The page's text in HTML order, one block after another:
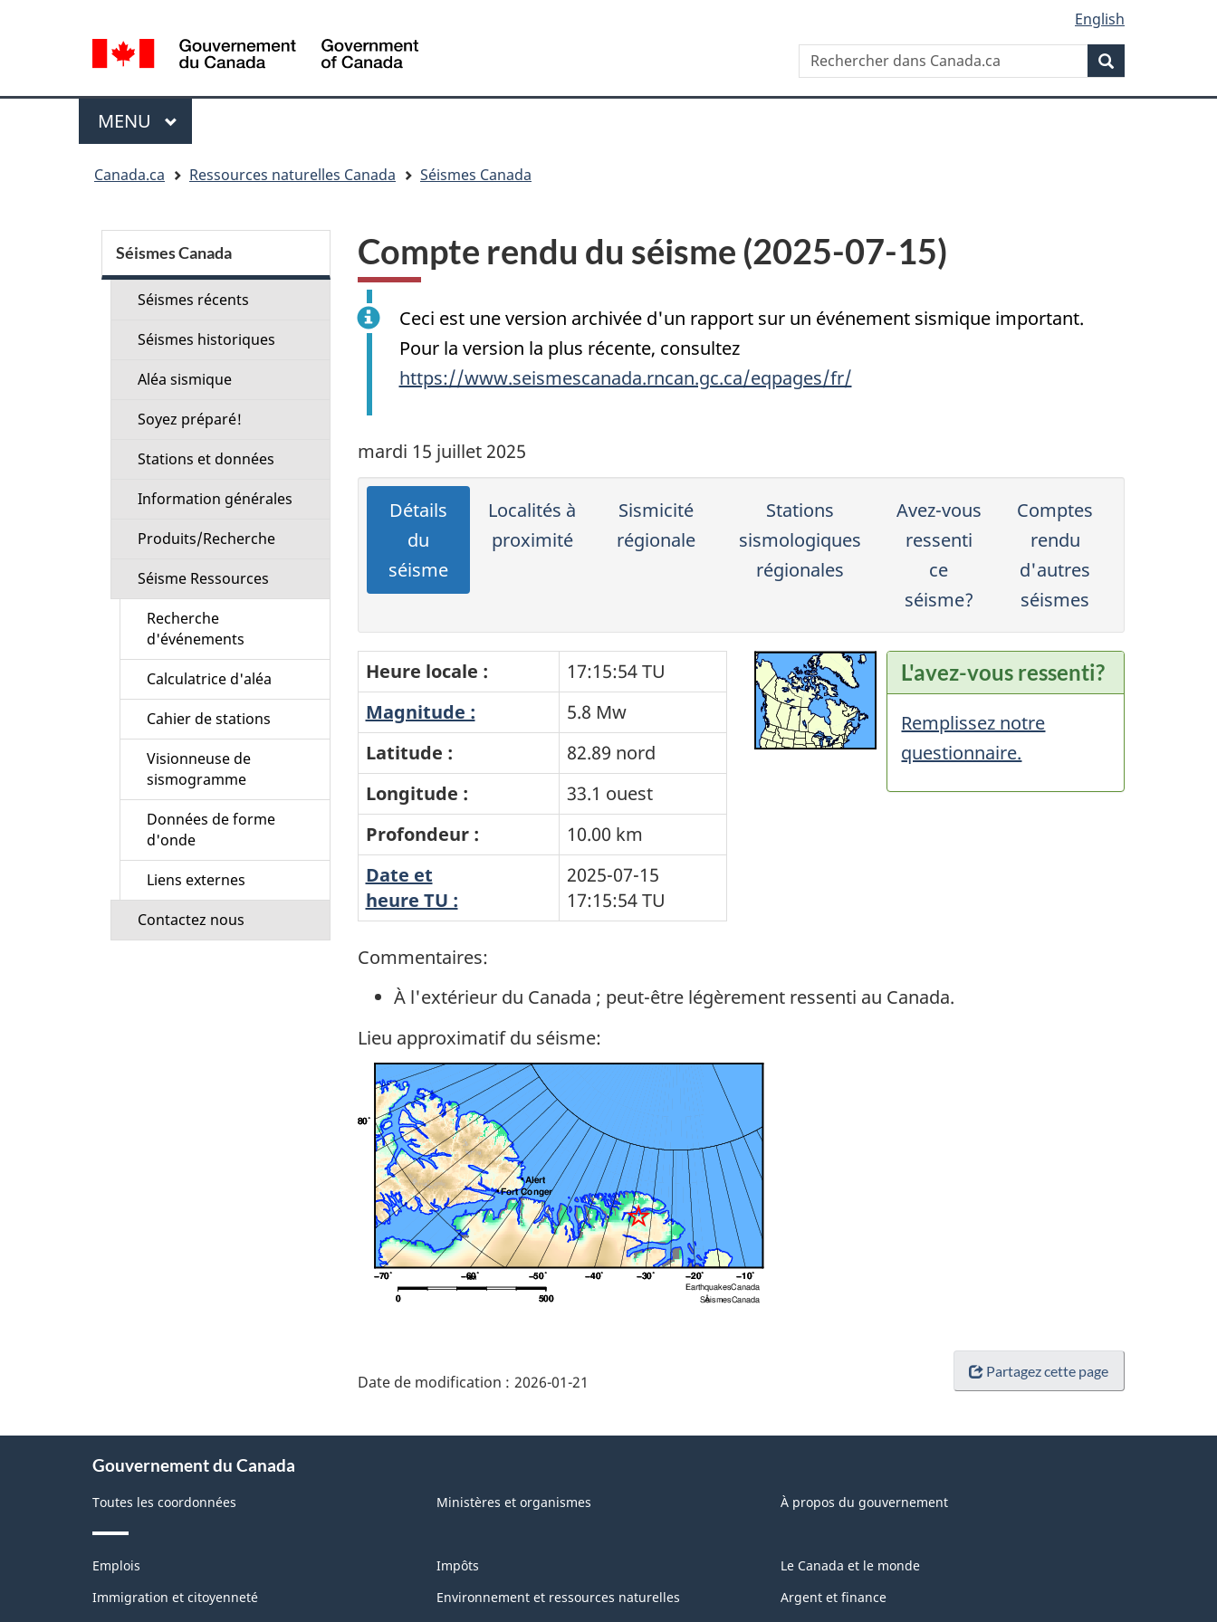
de
la
langue
English
Rechercher
Rechercher
dans
Canada.ca
Menu
MENU PRINCIPAL
Canada.ca Ressources naturelles Canada Séismes Canada
Compte rendu du séisme (2025-07-15)
Ceci est une version archivée d'un rapport sur un événement sismique important.
Pour la version la plus récente, consultez
https://www.seismescanada.rncan.gc.ca/eqpages/fr/
mardi 15 juillet 2025
Détails
du
séisme
Localités à
proximité
Sismicité
régionale
Stations
sismologiques
régionales
Avez-vous
ressenti
ce
séisme?
Comptes
rendu
d'autres
séismes
Heure locale :
17:15:54 TU
Magnitude :
5.8 Mw
Latitude :
82.89 nord
Longitude :
33.1 ouest
Profondeur :
10.00 km
Date et
heure TU :
2025-07-15
17:15:54TU
L'avez-vous ressenti?
Remplissez notre
questionnaire.
Commentaires:
À l'extérieur du Canada ; peut-être légèrement ressenti au Canada.
Lieu approximatif du séisme:
de
page"
Partagez cette page
Date de modification : 2026-01-21
Menu
de
la
section
Séismes Canada
Séismes récents
Séismes historiques
Aléa sismique
Soyez préparé!
Stations et données
Information générales
Produits/Recherche
Séisme Ressources
Recherche
d'événements
Calculatrice d'aléa
Cahier de stations
Visionneuse de
sismogramme
Données de forme
d'onde
Liens externes
Contactez nous
Gouvernement du Canada
Toutes les coordonnées Ministères et organismes À propos du gouvernement
Thèmes
sujets
Emplois
Immigration et citoyenneté
Impôts
Environnement et ressources naturelles
Le Canada et le monde
Argent et finance